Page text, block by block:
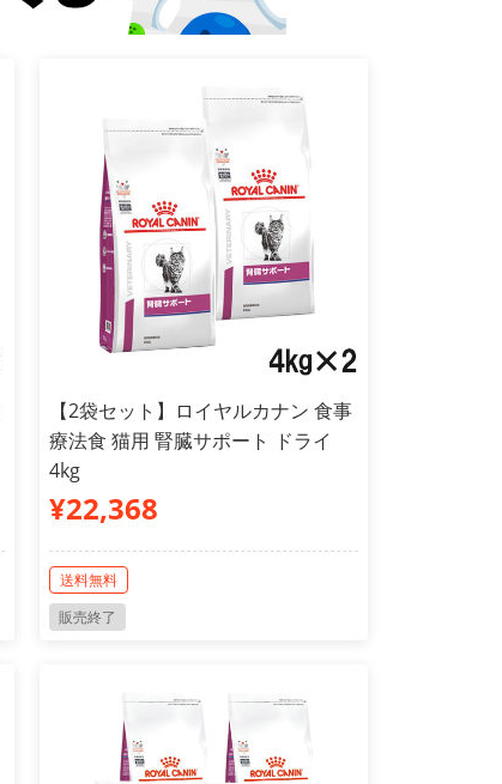
【2袋セット】ロイヤルカナン 食事
療法食 猫用 腎臓サポート ドライ
4kg
¥22,368
送料無料
販売終了